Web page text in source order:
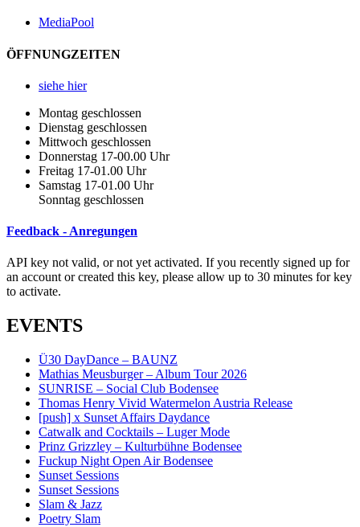
MediaPool
ÖFFNUNGZEITEN
siehe hier
Montag geschlossen
Dienstag geschlossen
Mittwoch geschlossen
Donnerstag 17-00.00 Uhr
Freitag 17-01.00 Uhr
Samstag 17-01.00 Uhr
Sonntag geschlossen
Feedback - Anregungen
API key not valid, or not yet activated. If you recently signed up for
an account or created this key, please allow up to 30 minutes for key
to activate.
EVENTS
Ü30 DayDance – BAUNZ
Mathias Meusburger – Album Tour 2026
SUNRISE – Social Club Bodensee
Thomas Henry Vivid Watermelon Austria Release
[push] x Sunset Affairs Daydance
Catwalk and Cocktails – Luger Mode
Prinz Grizzley – Kulturbühne Bodensee
Fuckup Night Open Air Bodensee
Sunset Sessions
Sunset Sessions
Slam & Jazz
Poetry Slam